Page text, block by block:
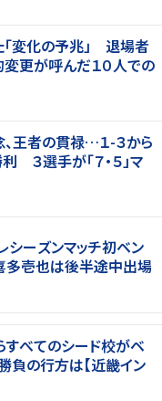
変化の予兆」 退場者
更が呼んだ１０人での
、王者の貫禄…１-３から
３選手が「７・５」マ
シーズンマッチ初ベン
壱也は後半途中出場
べてのシード校がベ
負の行方は【近畿イン